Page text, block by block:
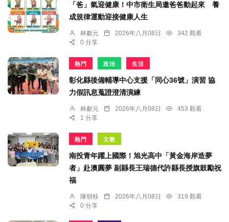
「爸」氣迎健康！中市衛生局邀爸爸動起來 養
成規律運動迎接健康人生
林獻元 2026年八月08日
342 觀看
0 分享
熱門 政治 生活
彰化縣後備輔導中心支援「同心36號」演習 協
力假訊息蒐證澄清演練
林獻元 2026年八月08日
453 觀看
1 分享
熱門 文教
南投青年躍上國際！旭光高中「黃金海岸造夢
者」赴澳圓夢 副縣長王瑞德代許縣長授旗鼓勵祝
福
陳朝枝 2026年八月08日
319 觀看
0 分享